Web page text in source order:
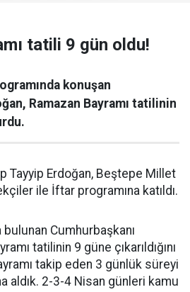
tatili 9 gün oldu!
konuşan
Ramazan Bayramı tatilinin
Tayyip Erdoğan, Beştepe Millet
ile İftar programına katıldı.
Cumhurbaşkanı
tatilinin 9 güne çıkarıldığını
takip eden 3 günlük süreyi
aldık. 2-3-4 Nisan günleri kamu